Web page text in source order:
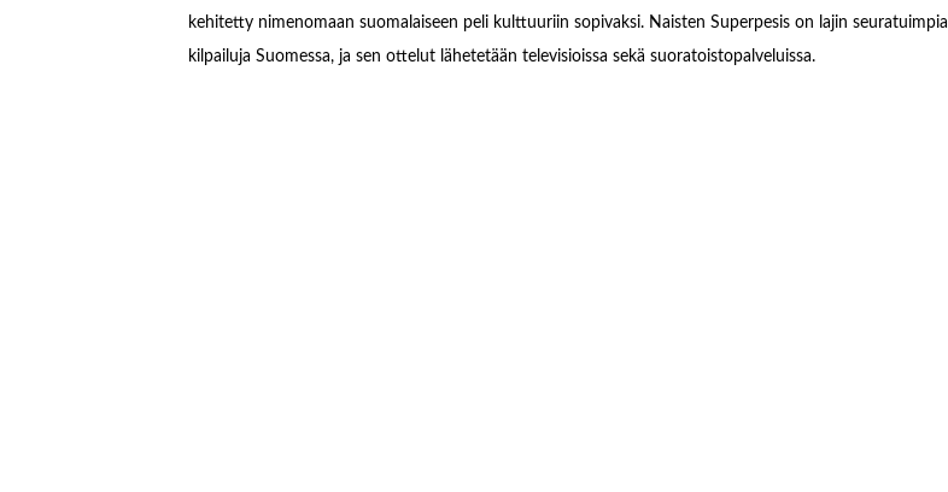
kehitetty nimenomaan suomalaiseen peli kulttuuriin sopivaksi. Naisten Superpesis on lajin seuratuimpia
kilpailuja Suomessa, ja sen ottelut lähetetään televisioissa sekä suoratoistopalveluissa.